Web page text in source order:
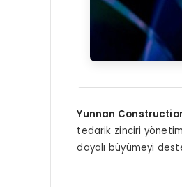
Yunnan
tedarik zinciri
dayalı büyümeyi